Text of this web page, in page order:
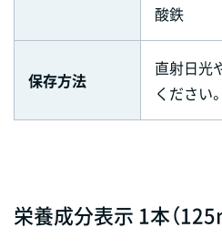
酸鉄
保存方法
直射日光
ください。
栄養成分表示 1本（